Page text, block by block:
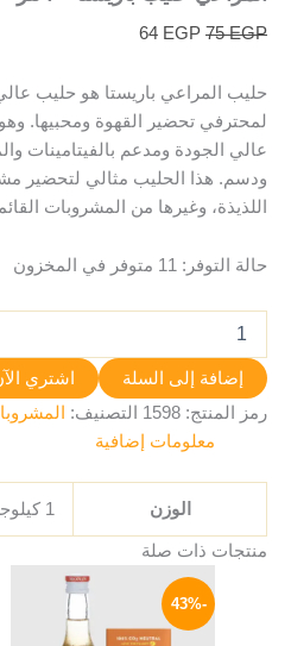
75EGP
64 EGP
حليب المراعي باريستا هو حليب
لمحترفي تحضير القهوة ومحبيها.
عالي الجودة ومدعم بالفيتامينات
ودسم. هذا الحليب مثالي لتحضير
اللذيذة، وغيرها من المشروبات
حالة التوفر: 11 متوفر في المخزون
إضافة إلى السلة
اشتري
رمز المنتج: 1598 التصنيف:
معلومات إضافية
الوزن 1 كيلوجرام
منتجات ذات صلة
-43%
580 EGP.
السعر
الحالي
هو:
333 EGP.
هناك
العديد
من